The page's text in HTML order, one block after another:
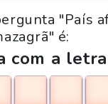
"País
é:
com a